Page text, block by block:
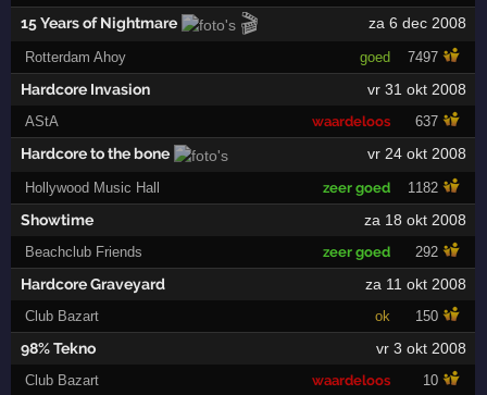
15 Years of Nightmare 🎬 za 6 dec 2008
Rotterdam Ahoy goed 7497
Hardcore Invasion vr 31 okt 2008
AStA waardeloos 637
Hardcore to the bone vr 24 okt 2008
Hollywood Music Hall zeer goed 1182
Showtime za 18 okt 2008
Beachclub Friends zeer goed 292
Hardcore Graveyard za 11 okt 2008
Club Bazart ok 150
98% Tekno vr 3 okt 2008
Club Bazart waardeloos 10